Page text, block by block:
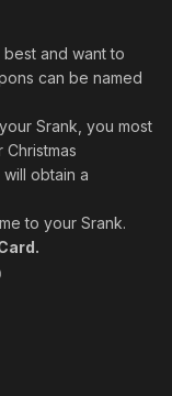
and want to
can be named
Srank, you most
obtain a
to your Srank.